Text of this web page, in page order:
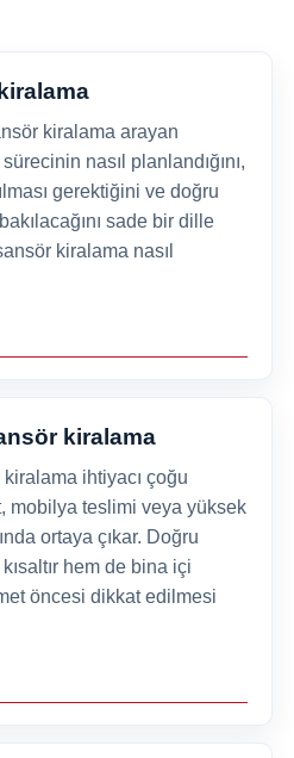
kiralama arayan
nasıl planlandığını,
gerektiğini ve doğru
sade bir dille
kiralama nasıl
kiralama
ihtiyacı çoğu
mobilya teslimi veya yüksek
ortaya çıkar. Doğru
hem de bina içi
öncesi dikkat edilmesi